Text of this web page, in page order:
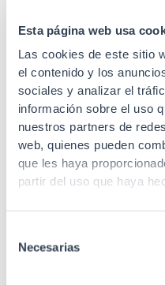
Esta página web usa
Las cookies de este sitio
el contenido y los
sociales y analizar el
información sobre el uso
nuestros partners de
web, quienes pueden
que les haya
partir del uso que haya
Necesarias
Laterales
Entrada cable
Puerta frontal
Acabado